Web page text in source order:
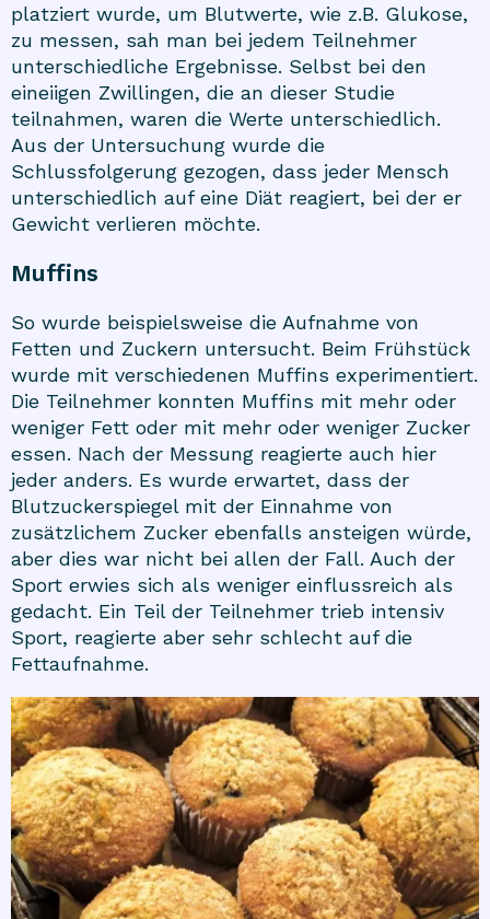
platziert wurde, um Blutwerte, wie z.B. Glukose,
zu messen, sah man bei jedem Teilnehmer
unterschiedliche Ergebnisse. Selbst bei den
eineiigen Zwillingen, die an dieser Studie
teilnahmen, waren die Werte unterschiedlich.
Aus der Untersuchung wurde die
Schlussfolgerung gezogen, dass jeder Mensch
unterschiedlich auf eine Diät reagiert, bei der er
Gewicht verlieren möchte.
Muffins
So wurde beispielsweise die Aufnahme von
Fetten und Zuckern untersucht. Beim Frühstück
wurde mit verschiedenen Muffins experimentiert.
Die Teilnehmer konnten Muffins mit mehr oder
weniger Fett oder mit mehr oder weniger Zucker
essen. Nach der Messung reagierte auch hier
jeder anders. Es wurde erwartet, dass der
Blutzuckerspiegel mit der Einnahme von
zusätzlichem Zucker ebenfalls ansteigen würde,
aber dies war nicht bei allen der Fall. Auch der
Sport erwies sich als weniger einflussreich als
gedacht. Ein Teil der Teilnehmer trieb intensiv
Sport, reagierte aber sehr schlecht auf die
Fettaufnahme.